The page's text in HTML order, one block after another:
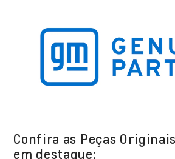
Confira as Peças
em destaque: